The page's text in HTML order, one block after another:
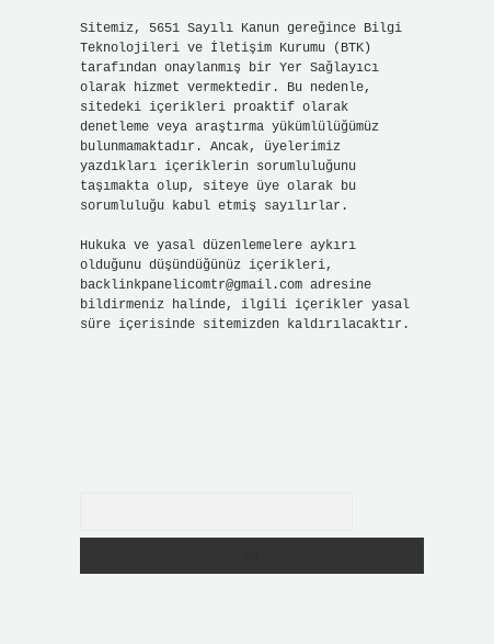
Sitemiz, 5651 Sayılı Kanun gereğince Bilgi
Teknolojileri ve İletişim Kurumu (BTK)
tarafından onaylanmış bir Yer Sağlayıcı
olarak hizmet vermektedir. Bu nedenle,
sitedeki içerikleri proaktif olarak
denetleme veya araştırma yükümlülüğümüz
bulunmamaktadır. Ancak, üyelerimiz
yazdıkları içeriklerin sorumluluğunu
taşımakta olup, siteye üye olarak bu
sorumluluğu kabul etmiş sayılırlar.
Hukuka ve yasal düzenlemelere aykırı
olduğunu düşündüğünüz içerikleri,
backlinkpanelicomtr@gmail.comadresine
bildirmeniz halinde, ilgili içerikler yasal
süre içerisinde sitemizden kaldırılacaktır.